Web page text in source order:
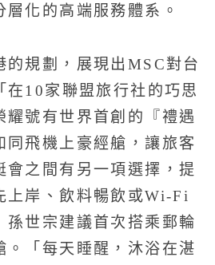
化的高端服務體系。
的規劃，展現出MSC對台
在10家聯盟旅行社的巧思
耀號有世界首創的『禮遇
同飛機上豪經艙，讓旅客
會之間有另一項選擇，提
上岸、飲料暢飲或Wi-Fi
孫世宗建議首次搭乘郵輪
。「每天睡醒，沐浴在湛